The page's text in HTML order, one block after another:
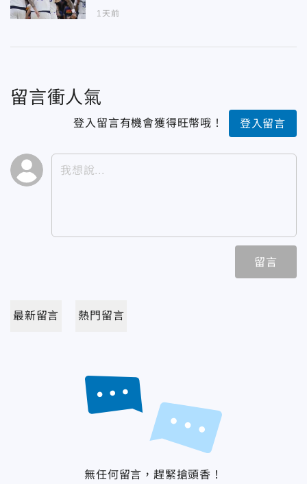
1天前
留言衝人氣
登入留言有機會獲得旺幣哦！ 登入留言
留言
最新留言 熱門留言
無任何留言，趕緊搶頭香！